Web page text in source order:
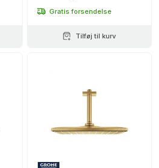
Gratis forsendelse
Tilføj til kurv